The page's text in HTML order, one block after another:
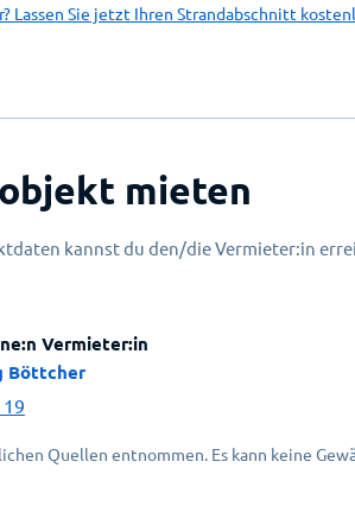
Lassen Sie jetzt Ihren Strandabschnitt
mieten
kannst du den/die Vermieter:in
Vermieter:in
Böttcher
Quellen entnommen. Es kann keine